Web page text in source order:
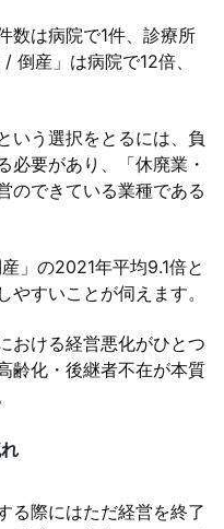
数は病院で1件、診療所
倒産」は病院で12倍、
いう選択をとるには、負
必要があり、「休廃業・
のできている業種である
」の2021年平均9.1倍と
すいことが伺えます。
おける経営悪化がひとつ
齢化・後継者不在が本質
る際にはただ経営を終了